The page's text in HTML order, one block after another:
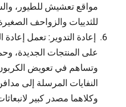
مواقع تعشيش للطيور،
للثدييات والزواحف
إعادة التدوير: تعمل
على المنتجات الجديدة،
وتساهم في تعويض
النفايات المرسلة إلى
وكلاهما مصدر كبير